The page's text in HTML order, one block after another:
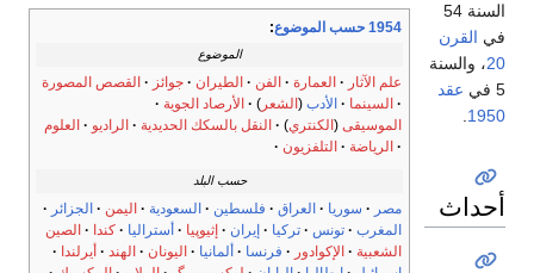
1954 حسب الموضوع :
الموضوع
علم الآثار العمارة الفن الطيران جوائز
القصص المصورة
السينما
الأدب (الشعر )
الأرصاد الجوية
الموسيقى (الكنتري) النقل بالسكك الحديدية الراديو
العلوم
الرياضة
التلفزيون
حسب البلد
مصر سوريا العراق فلسطين السعودية اليمن
الجزائر
المغرب
تونس تركيا إيران إثيوپيا أستراليا كندا
الصين
الشعبية
الإكوادور فرنسا ألمانيا اليونان الهند
أيرلندا
السنة 54
في القرن
20، والسنة
5 في
عقد
1950
أحداث